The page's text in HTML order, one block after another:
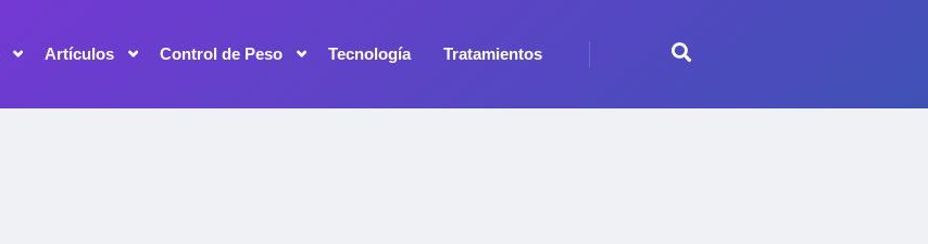
Artículos Control de Peso Tecnología Tratamientos